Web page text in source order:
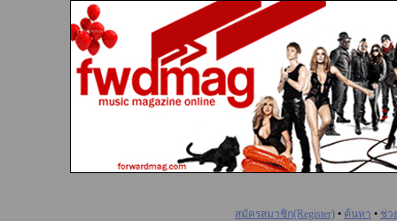
สมัครสมาชิก(Register) • ค้นหา • ช่ว